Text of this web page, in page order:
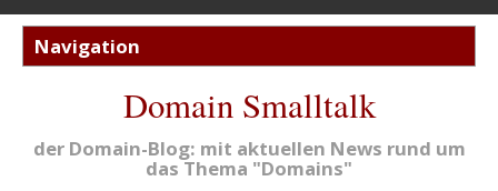
Domain Smalltalk
der Domain-Blog: mit aktuellen News rund um
das Thema "Domains"